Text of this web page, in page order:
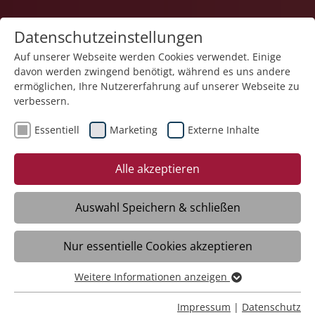
Pflege
25.06.2026
Hunderte beim „Tag der
offenen Baustelle“ auf dem
neuen Pflegecampus Adolf
Gröber
Weingarten- Auf überwältigendes
Interesse ist der „Tag der offenen
Datenschutzeinstellungen
Auf unserer Webseite werden Cookies verwendet. Einige
davon werden zwingend benötigt, während es uns andere
ermöglichen, Ihre Nutzererfahrung auf unserer Webseite zu
verbessern.
Essentiell Marketing Externe Inhalte
Alle akzeptieren
Auswahl Speichern & schließen
Nur essentielle Cookies akzeptieren
Essentiell
Essentielle Cookies werden für grundlegende Funktionen
Weitere Informationen anzeigen
Impressum | Datenschutz